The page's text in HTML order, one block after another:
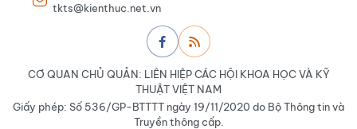
tkts@kienthuc.net.vn
CƠ QUAN CHỦ QUẢN: LIÊN HIỆP CÁC HỘI KHOA HỌC VÀ KỸ
THUẬT VIỆT NAM
Giấy phép: Số 536/GP-BTTTT ngày 19/11/2020 do Bộ Thông tin và
Truyền thông cấp.